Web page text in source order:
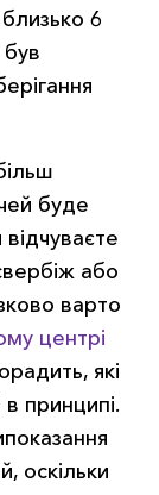
6
буде
відчуваєте
або
варто
центрі
які
в принципі.
оскільки